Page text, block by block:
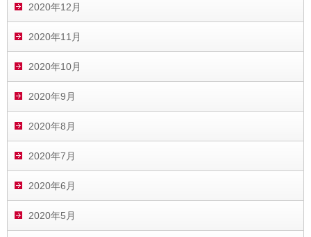
2020年12月
2020年11月
2020年10月
2020年9月
2020年8月
2020年7月
2020年6月
2020年5月